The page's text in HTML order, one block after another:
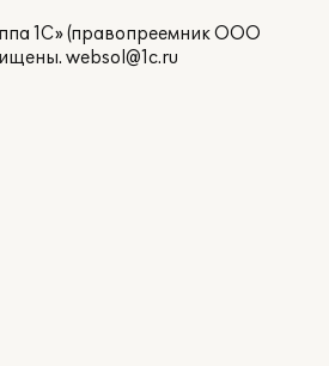
1С» (правопреемник ООО
websol@1c.ru